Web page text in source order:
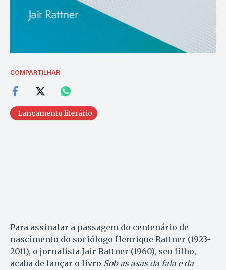
COMPARTILHAR
Lançamento literário
Para assinalar a passagem do centenário de
nascimento do sociólogo Henrique Rattner (1923-
2011), o jornalista Jair Rattner (1960), seu filho,
acaba de lançar o livro Sob as asas da fala e da